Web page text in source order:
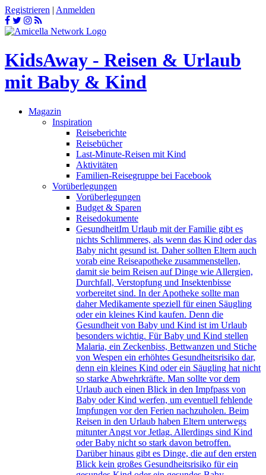
Registrieren | Anmelden
KidsAway - Reisen & Urlaub
mit Baby & Kind
Magazin
Inspiration
Reiseberichte
Reisebücher
Last-Minute-Reisen mit Kind
Aktivitäten
Familien-Reisegruppe bei Facebook
Vorüberlegungen
Vorüberlegungen
Budget & Sparen
Reisedokumente
GesundheitIm Urlaub mit der Familie gibt es
nichts Schlimmeres, als wenn das Kind oder das
Baby nicht gesund ist. Daher sollten Eltern auch
vorab eine Reiseapotheke zusammenstellen,
damit sie beim Reisen auf Dinge wie Allergien,
Durchfall, Verstopfung und Insektenbisse
vorbereitet sind. In der Apotheke sollte man
daher Medikamente speziell für einen Säugling
oder ein kleines Kind kaufen. Denn die
Gesundheit von Baby und Kind ist im Urlaub
besonders wichtig. Für Baby und Kind stellen
Malaria, ein Zeckenbiss, Bettwanzen und Stiche
von Wespen ein erhöhtes Gesundheitsrisiko dar,
denn ein kleines Kind oder ein Säugling hat nicht
so starke Abwehrkräfte. Man sollte vor dem
Urlaub auch einen Blick in den Impfpass von
Baby oder Kind werfen, um eventuell fehlende
Impfungen vor den Ferien nachzuholen. Beim
Reisen in den Urlaub haben Eltern unterwegs
mitunter Angst vor Jetlag. Allerdings sind Kind
oder Baby nicht so stark davon betroffen.
Darüber hinaus gibt es Dinge, die auf den ersten
Blick kein großes Gesundheitsrisiko für ein